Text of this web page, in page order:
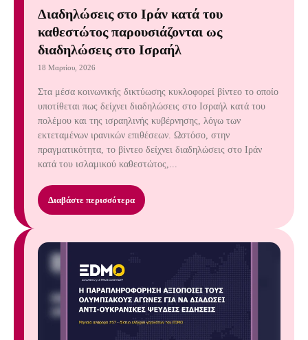
Διαδηλώσεις στο Ιράν κατά του
καθεστώτος παρουσιάζονται ως
διαδηλώσεις στο Ισραήλ
18 Μαρτίου, 2026
Στα μέσα κοινωνικής δικτύωσης κυκλοφορεί βίντεο το οποίο
υποτίθεται πως δείχνει διαδηλώσεις στο Ισραήλ κατά του
πολέμου και της ισραηλινής κυβέρνησης, λόγω των
εκτεταμένων ιρανικών επιθέσεων. Ωστόσο, στην
πραγματικότητα, το βίντεο δείχνει διαδηλώσεις στο Ιράν
κατά του ισλαμικού καθεστώτος,...
Διαβάστε περισσότερα